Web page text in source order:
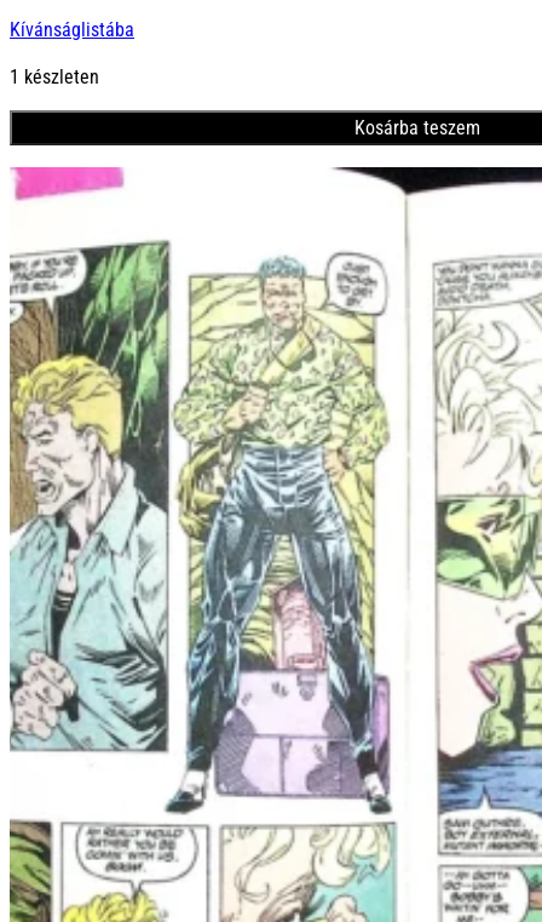
Kívánságlistába
1 készleten
Kosárba teszem